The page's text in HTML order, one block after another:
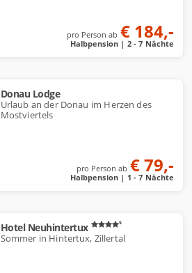
pro Person ab € 184,-
Halbpension | 2 - 7 Nächte
Donau Lodge
Urlaub an der Donau im Herzen des
Mostviertels
pro Person ab € 79,-
Halbpension | 1 - 7 Nächte
Hotel Neuhintertux s
Sommer in Hintertux, Zillertal